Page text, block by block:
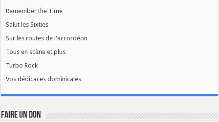
Remember the Time
Salut les Sixties
Sur les routes de l'accordéon
Tous en scène et plus
Turbo Rock
Vos dédicaces dominicales
FAIRE UN DON